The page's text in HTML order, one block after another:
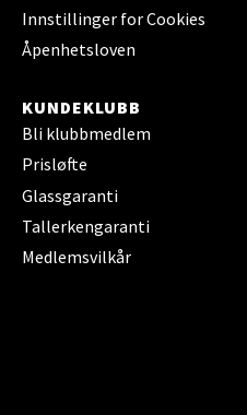
Innstillinger for Cookies
Åpenhetsloven
KUNDEKLUBB
Bli klubbmedlem
Prisløfte
Glassgaranti
Tallerkengaranti
Medlemsvilkår